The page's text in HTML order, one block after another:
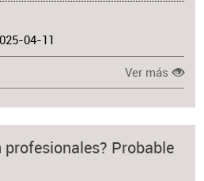
04-11
Ver más
Probable